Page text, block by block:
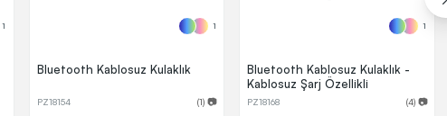
1 1
Bluetooth Kablosuz Kulaklık
PZ18154 (1) 📷
1
Bluetooth Kablosuz Kulaklık -
Kablosuz Şarj Özellikli
PZ18168 (4) 📷